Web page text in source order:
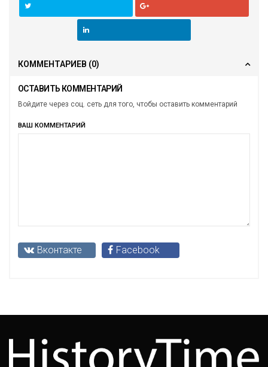
КОММЕНТАРИЕВ (0)
ОСТАВИТЬ КОММЕНТАРИЙ
Войдите через соц. сеть для того, чтобы оставить комментарий
ВАШ КОММЕНТАРИЙ
Вконтакте Facebook